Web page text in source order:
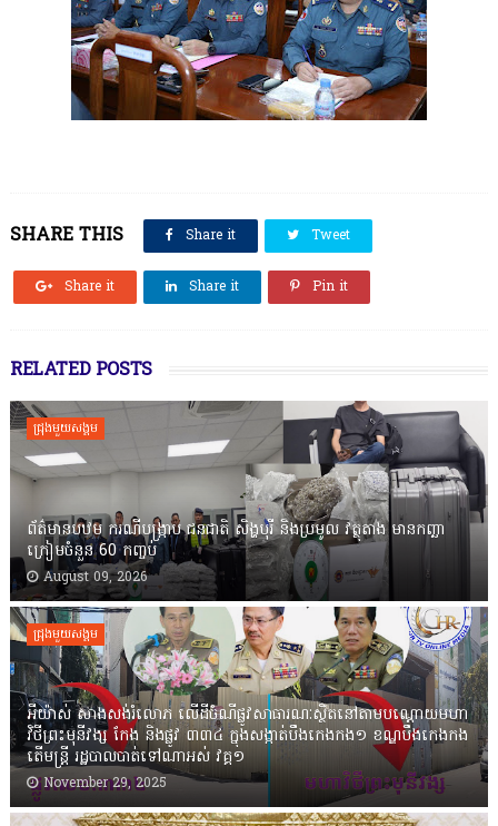
SHARE THIS Share it Tweet
Share it Share it Pin it
RELATED POSTS
ជ្រុងមួយសង្គម
ព័ត៌មានបឋម ករណីបង្ក្រាប ជនជាតិ សិង្ហបុរី និងប្រមូល វត្ថុតាង មានកញ្ឆា
ក្រៀមចំនួន 60 កញ្ចប់
August 09, 2026
ជ្រុងមួយសង្គម
អីយ៉ាស់ សាងសង់រំលោភ លើដីចំណីផ្លូវសាធារណៈស្ថិតនៅតាមបណ្ដោយមហា
វិថីព្រះមុនីវង្ស កែង និងផ្លូវ ៣៣៤ ក្នុងសង្កាត់បឹងកេងកង១ ខណ្ឌបឹងកេងកង
តើមន្ត្រី រដ្ឋបាលបាត់ទៅណាអស់ វគ្គ១
November 29, 2025